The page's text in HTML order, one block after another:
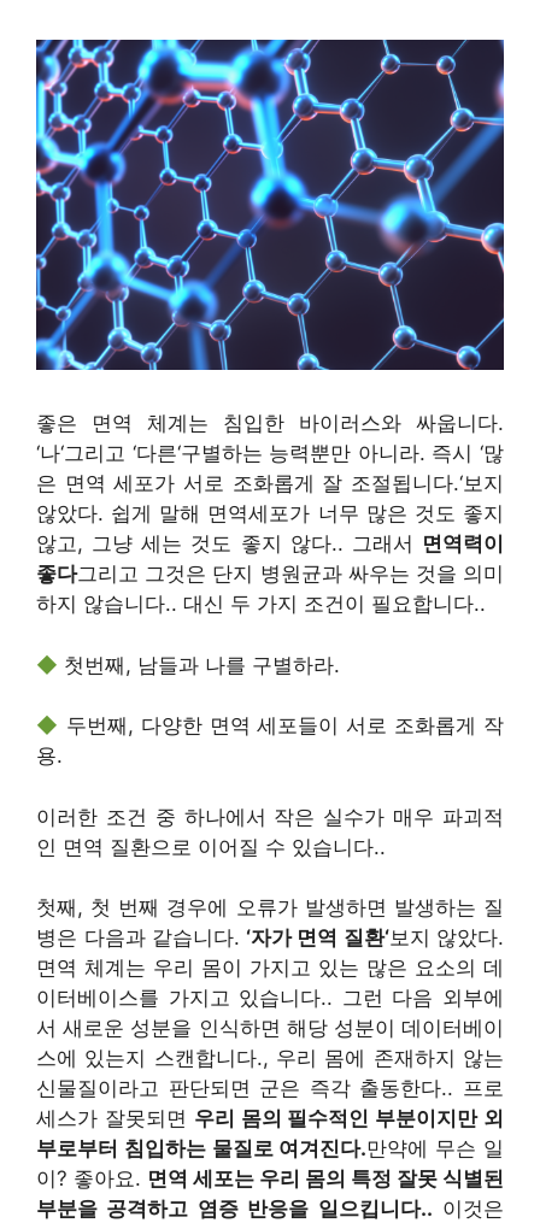
좋은 면역 체계는 침입한 바이러스와 싸웁니다.
‘나‘그리고 ‘다른‘구별하는 능력뿐만 아니라. 즉시 ‘많
은 면역 세포가 서로 조화롭게 잘 조절됩니다.‘보지
않았다. 쉽게 말해 면역세포가 너무 많은 것도 좋지
않고, 그냥 세는 것도 좋지 않다.. 그래서 면역력이
좋다그리고 그것은 단지 병원균과 싸우는 것을 의미
하지 않습니다.. 대신 두 가지 조건이 필요합니다..
◆ 첫번째, 남들과 나를 구별하라.
◆ 두번째 , 다양한 면역 세포들이 서로 조화롭게 작
용.
이러한 조건 중 하나에서 작은 실수가 매우 파괴적
인 면역 질환으로 이어질 수 있습니다..
첫째, 첫 번째 경우에 오류가 발생하면 발생하는 질
병은 다음과 같습니다. ‘자가 면역 질환‘보지 않았다.
면역 체계는 우리 몸이 가지고 있는 많은 요소의 데
이터베이스를 가지고 있습니다.. 그런 다음 외부에
서 새로운 성분을 인식하면 해당 성분이 데이터베이
스에 있는지 스캔합니다., 우리 몸에 존재하지 않는
신물질이라고 판단되면 군은 즉각 출동한다.. 프로
세스가 잘못되면 우리 몸의 필수적인 부분이지만 외
부로부터 침입하는 물질로 여겨진다.만약에 무슨 일
이? 좋아요. 면역 세포는 우리 몸의 특정 잘못 식별된
부분을 공격하고 염증 반응을 일으킵니다.. 이것은